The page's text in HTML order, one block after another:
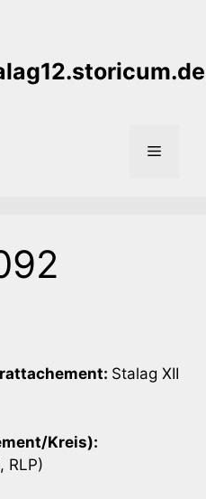
Menu
Stalag XII
Kreis):
RLP)